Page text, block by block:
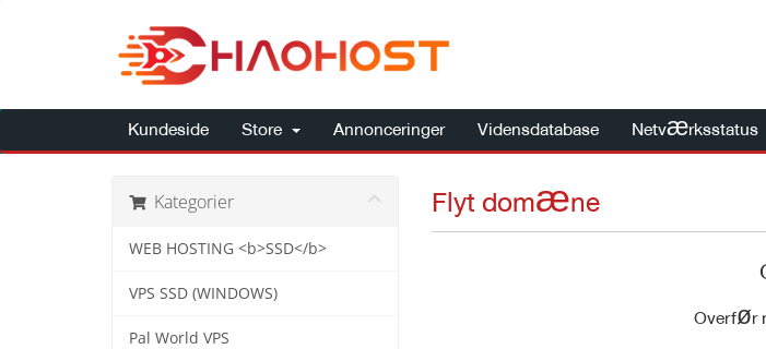
Kundeside Store Annonceringer Vidensdatabase Netværksstatus
Kategorier
WEB HOSTING <b>SSD</b>
VPS SSD (WINDOWS)
Pal World VPS
Flyt domæne
Overfør